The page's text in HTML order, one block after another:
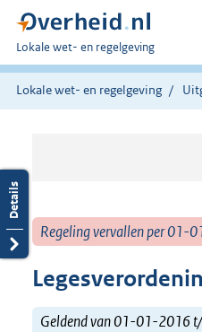
U
bent
hier:
Lokale wet- en regelgeving
Lokale wet- en regelgeving
Regeling vervallen per 01-
Geldend van 01-01-2016